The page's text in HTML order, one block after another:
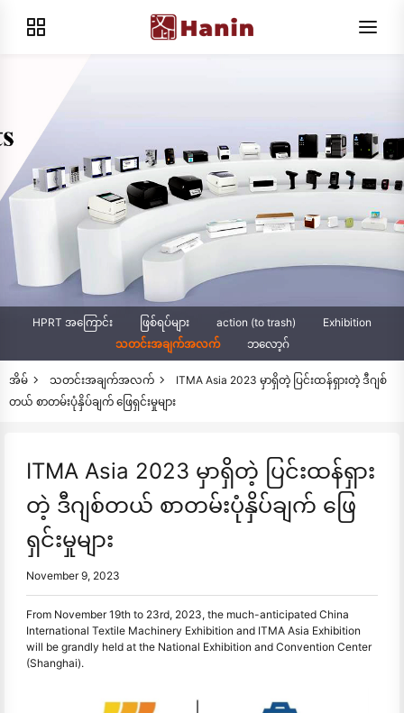
HPRT အကြောင်း ဖြစ်ရပ်များ action (to trash)
Exhibition
သတင်းအချက်အလက်
ဘလော့ဂ်
အိမ် သတင်းအချက်အလက်
ITMA Asia 2023 မှာရှိတဲ့ ပြင်းထန်ရှားတဲ့ ဒီဂျစ်
တယ် စာတမ်းပုံနှိပ်ချက် ဖြေရှင်းမှုများ
ITMA Asia 2023 မှာရှိတဲ့ ပြင်းထန်ရှား
တဲ့ ဒီဂျစ်တယ် စာတမ်းပုံနှိပ်ချက် ဖြေ
ရှင်းမှုများ
November 9, 2023
From November 19th to 23rd, 2023, the much-anticipated China
International Textile Machinery Exhibition and ITMA Asia Exhibition
will be grandly held at the National Exhibition and Convention Center
(Shanghai).